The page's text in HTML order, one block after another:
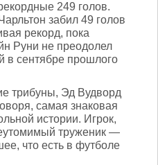
249 голов.
забил 49 голов
рекорд, пока
Руни не преодолел
в сентябре прошлого
трибуны, Эд Вудворд
самая знаковая
истории. Игрок,
труженик —
что есть в футболе